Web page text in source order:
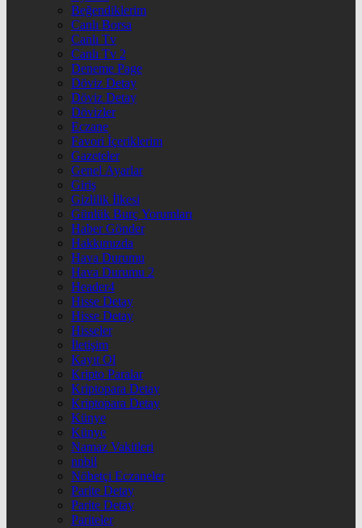
Beğendiklerim
Canlı Borsa
Canlı Tv
Canlı Tv 2
Deneme Page
Döviz Detay
Döviz Detay
Dövizler
Eczane
Favori İçeriklerim
Gazeteler
Genel Ayarlar
Giriş
Gizlilik İlkesi
Günlük Burç Yorumları
Haber Gönder
Hakkımızda
Hava Durumu
Hava Durumu 2
Header4
Hisse Detay
Hisse Detay
Hisseler
İletişim
Kayıt Ol
Kripto Paralar
Kriptopara Detay
Kriptopara Detay
Künye
Künye
Namaz Vakitleri
nnbil
Nöbetçi Eczaneler
Parite Detay
Parite Detay
Pariteler